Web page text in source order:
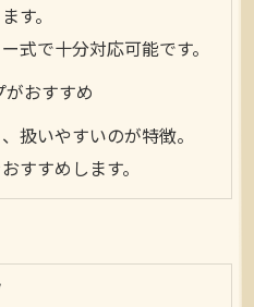
す。
式で十分対応可能です。
おすすめ
扱いやすいのが特徴。
すすめします。